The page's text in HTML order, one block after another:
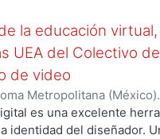
y potenciar los logros
las cuales se pueda
la educación
UEA del Colectivo
de video
Metropolitana
el Diseño.
)Arista González,
es una excelente
identidad del diseñador.